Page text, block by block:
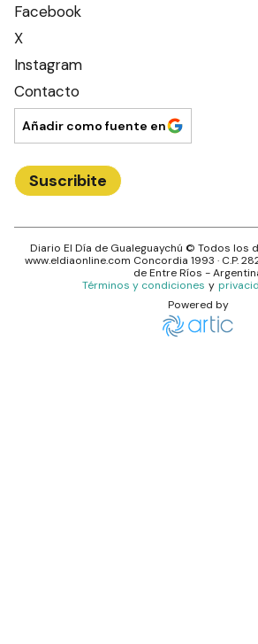
Facebook
X
Instagram
Contacto
Añadir como fuente en
Suscribite
Diario El Día de Gualeguaychú © Todos los
www.eldiaonline.com Concordia 1993 · C.P.
deEntre Ríos -
Términos y condiciones y
Powered by